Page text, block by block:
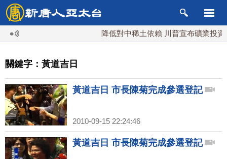
降低對中稀土依賴 川普宣布礦業投資
關鍵字：黃道吉日
黃道吉日 市長陳菊完成參選登記
2010-09-15 22:24:46
黃道吉日 市長陳菊完成參選登記